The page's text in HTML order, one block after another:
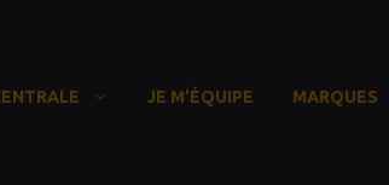
JE M’ÉQUIPE MARQUES